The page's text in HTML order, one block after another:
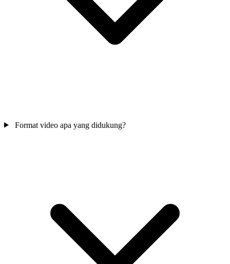
Format video apa yang didukung?